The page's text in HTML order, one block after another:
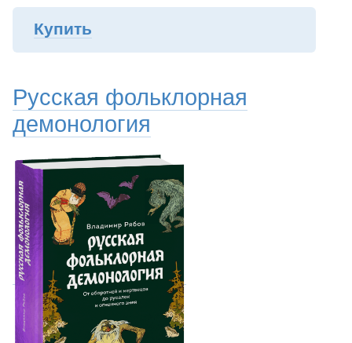
Купить
Русская фольклорная
демонология